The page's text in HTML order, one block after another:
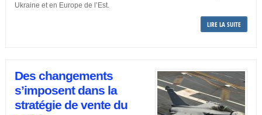
Ukraine et en Europe de l’Est.
LIRE LA SUITE
Des changements
s’imposent dans la
stratégie de vente du